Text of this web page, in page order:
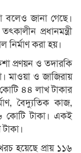
বলেও জানা গেছে।
প্রধানমন্ত্রী
নির্মাণ করা হয়।
প্রণয়ন ও তদারকি
মাওয়া ও জাজিরায়
৪৪ লাখ টাকার
বৈদ্যুতিক কাজ,
কোটি টাকা। একই
হয়েছে প্রায় ১১৬